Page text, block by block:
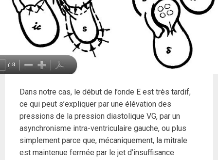
Dans notre cas, le début de l’onde E est très tardif,
ce qui peut s’expliquer par une élévation des
pressions de la pression diastolique VG, par un
asynchronisme intra-ventriculaire gauche, ou plus
simplement parce que, mécaniquement, la mitrale
est maintenue fermée par le jet d’insuffisance